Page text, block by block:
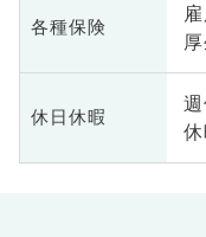
各種保険
休日休暇